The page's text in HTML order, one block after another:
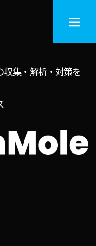
集・解析・対策を